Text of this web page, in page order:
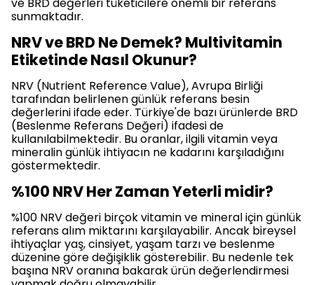
sunmaktadır.
NRV ve BRD Ne Demek? Multivitamin
Etiketinde Nasıl Okunur?
NRV (Nutrient Reference Value), Avrupa Birliği
tarafından belirlenen günlük referans besin
değerlerini ifade eder. Türkiye'de bazı ürünlerde BRD
(Beslenme Referans Değeri) ifadesi de
kullanılabilmektedir. Bu oranlar, ilgili vitamin veya
mineralin günlük ihtiyacın ne kadarını karşıladığını
göstermektedir.
%100 NRV Her Zaman Yeterli midir?
%100 NRV değeri birçok vitamin ve mineral için günlük
referans alım miktarını karşılayabilir. Ancak bireysel
ihtiyaçlar yaş, cinsiyet, yaşam tarzı ve beslenme
düzenine göre değişiklik gösterebilir. Bu nedenle tek
başına NRV oranına bakarak ürün değerlendirmesi